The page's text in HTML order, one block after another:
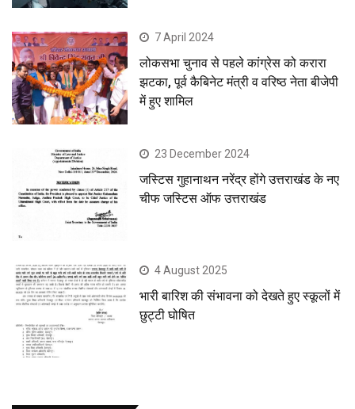
7 April 2024
लोकसभा चुनाव से पहले कांग्रेस को करारा
झटका, पूर्व कैबिनेट मंत्री व वरिष्ठ नेता बीजेपी
में हुए शामिल
23 December 2024
जस्टिस गुहानाथन नरेंद्र होंगे उत्तराखंड के नए
चीफ जस्टिस ऑफ उत्तराखंड
4 August 2025
भारी बारिश की संभावना को देखते हुए स्कूलों में
छुट्टी घोषित